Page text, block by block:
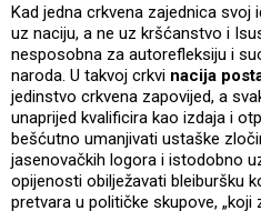
Kad jedna crkvena zajednica svoj
uz naciju, a ne uz kršćanstvo i
nesposobna za autorefleksiju i
naroda. U takvoj crkvi nacija
jedinstvo crkvena zapovijed, a
unaprijed kvalificira kao izdaja i
bešćutno umanjivati ustaške
jasenovačkih logora i istodobno
opijenosti obilježavati bleiburšku
pretvara u političke skupove,